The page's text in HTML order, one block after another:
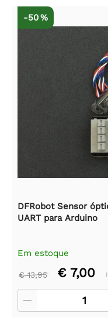
-50 %
DFRobot Sensor
UART para Arduino
Em estoque
€ 13,95 € 7,00